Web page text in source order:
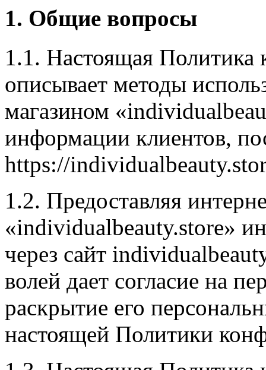
1. Общие вопросы
1.1. Настоящая Политика
описывает методы
магазином
информации клиентов,
https://
1.2. Предоставляя
«individualbeauty.store»
через сайт
волей дает согласие на
раскрытие его
настоящей Политики